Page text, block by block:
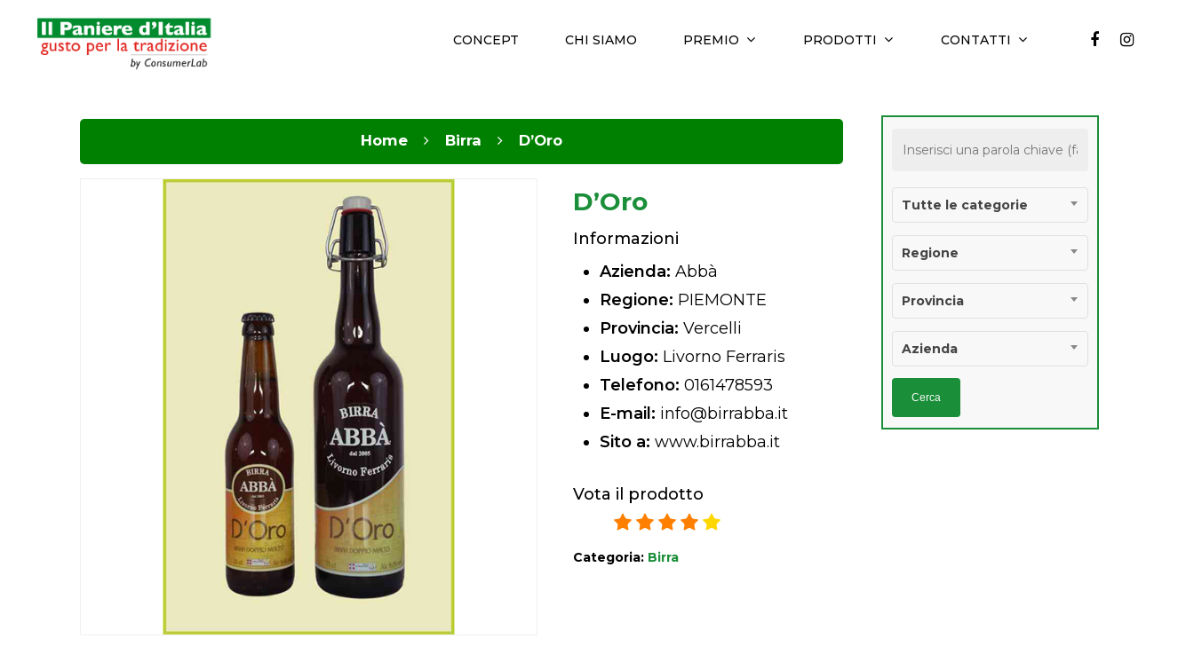
Hit enter to search or ESC to close
CONCEPT CHI SIAMO PREMIO PRODOTTI CONTATTI
Home Birra D’Oro
D’Oro
Informazioni
Azienda: Abbà
Regione: PIEMONTE
Provincia: Vercelli
Luogo: Livorno Ferraris
Telefono: 0161478593
E-mail: info@birrabba.it
Sito a: www.birrabba.it
Vota il prodotto
Categoria: Birra
Tutte le categorie
Regione
Provincia
Azienda